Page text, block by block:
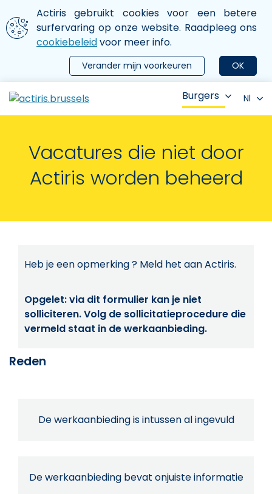
Aller au contenu principal
We gebruiken cookies
Actiris gebruikt cookies voor een betere
surfervaring op onze website. Raadpleeg ons
cookiebeleidvoor meer info.
OK
Verander mijn voorkeuren
le menu
Burgers Nl
Vacatures die niet door
Actiris worden beheerd
Heb je een opmerking ? Meld het aan Actiris.
Opgelet: via dit formulier kan je niet
solliciteren. Volg de sollicitatieprocedure die
vermeld staat in de werkaanbieding.
Reden
De werkaanbieding is intussen al ingevuld
De werkaanbieding bevat onjuiste informatie